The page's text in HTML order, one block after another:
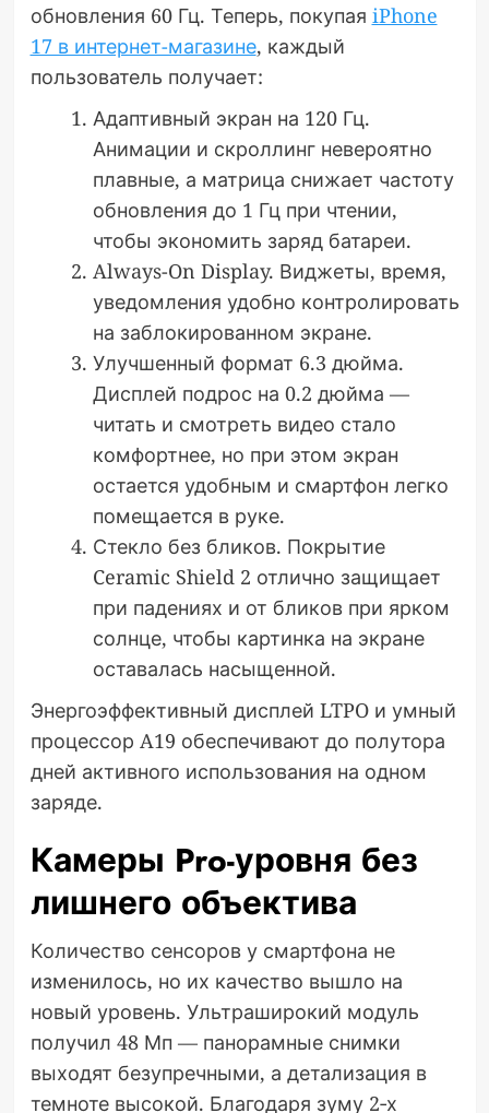
обновления 60 Гц. Теперь, покупая iPhone
17 в интернет-магазине, каждый
пользователь получает:
Адаптивный экран на 120 Гц.
Анимации и скроллинг невероятно
плавные, а матрица снижает частоту
обновления до 1 Гц при чтении,
чтобы экономить заряд батареи.
Always-On Display. Виджеты, время,
уведомления удобно контролировать
на заблокированном экране.
Улучшенный формат 6.3 дюйма.
Дисплей подрос на 0.2 дюйма —
читать и смотреть видео стало
комфортнее, но при этом экран
остается удобным и смартфон легко
помещается в руке.
Стекло без бликов. Покрытие
Ceramic Shield 2 отлично защищает
при падениях и от бликов при ярком
солнце, чтобы картинка на экране
оставалась насыщенной.
Энергоэффективный дисплей LTPO и умный
процессор A19 обеспечивают до полутора
дней активного использования на одном
заряде.
Камеры Pro-уровня без
лишнего объектива
Количество сенсоров у смартфона не
изменилось, но их качество вышло на
новый уровень. Ультраширокий модуль
получил 48 Мп — панорамные снимки
выходят безупречными, а детализация в
темноте высокой. Благодаря зуму 2‑х